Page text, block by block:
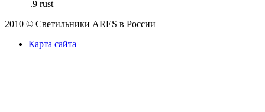
.9 rust
2010 © Светильники ARES в России
Карта сайта